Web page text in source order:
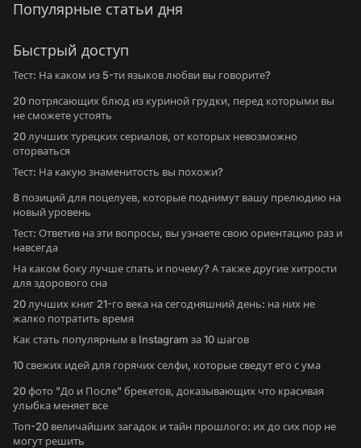
Популярные статьи дня
Быстрый доступ
Тест: На каком из 5-ти языков любви вы говорите?
20 потрясающих блюд из куриной грудки, перед которыми вы
не сможете устоять
20 лучших турецких сериалов, от которых невозможно
оторваться
Тест: На какую знаменитость вы похожи?
8 позиций для поцелуев, которые поднимут вашу прелюдию на
новый уровень
Тест: Ответив на эти вопросы, вы узнаете свою ориентацию раз и
навсегда
На каком боку лучше спать и почему? А также другие хитрости
для здорового сна
20 лучших книг 21-го века на сегодняшний день: на них не
жалко потратить время
Как стать популярным в Instagram за 10 шагов
10 свежих идей для горячих селфи, которые сведут его с ума
20 фото "До и После" брекетов, доказывающих что красивая
улыбка меняет все
Топ-20 величайших загадок и тайн прошлого: их до сих пор не
могут решить